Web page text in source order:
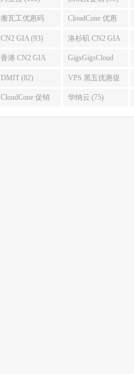
搬瓦工优惠码
(96)
CloudCone 优惠
码 (96)
CN2 GIA (93) 洛杉矶 CN2 GIA
(93)
香港 CN2 GIA
(92)
GigsGigsCloud
(85)
DMIT (82) VPS 黑五优惠促
销整理 (80)
CloudCone 促销 华纳云 (75)